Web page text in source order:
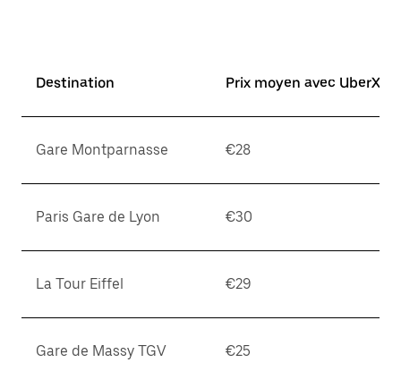
Destination Prix moyen avec UberX*
Gare Montparnasse €28
Paris Gare de Lyon €30
La Tour Eiffel €29
Gare de Massy TGV €25